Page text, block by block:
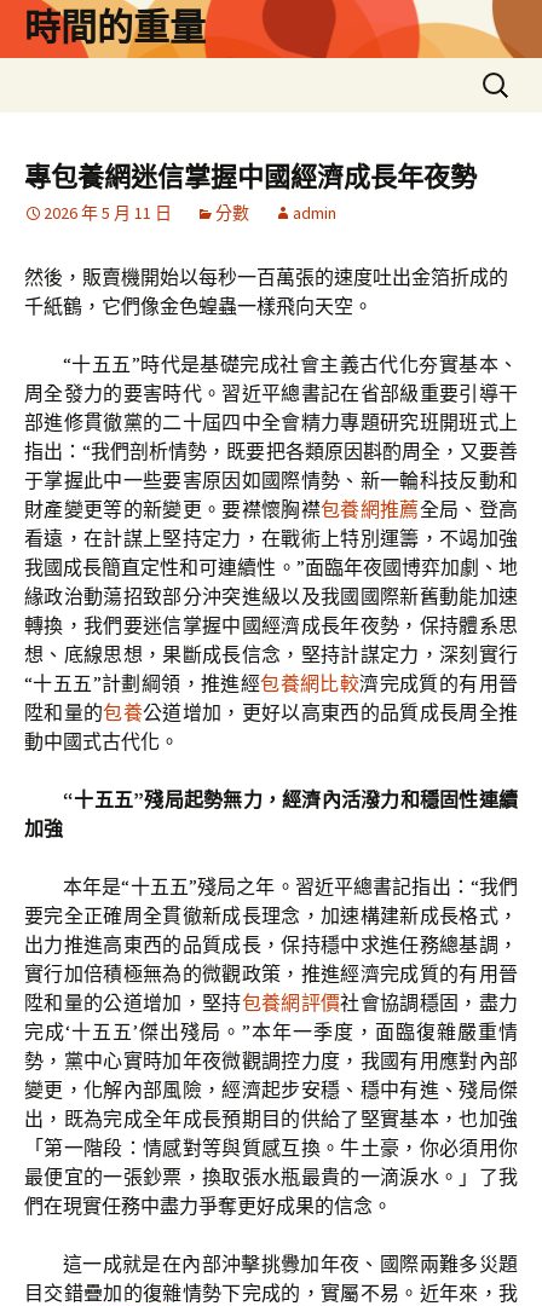
時間的重量
搜
尋
專包養網迷信掌握中國經濟成長年夜勢
2026 年 5 月 11 日 分數 admin
然後，販賣機開始以每秒一百萬張的速度吐出金箔折成的
千紙鶴，它們像金色蝗蟲一樣飛向天空。
“十五五”時代是基礎完成社會主義古代化夯實基本、
周全發力的要害時代。習近平總書記在省部級重要引導干
部進修貫徹黨的二十屆四中全會精力專題研究班開班式上
指出：“我們剖析情勢，既要把各類原因斟酌周全，又要善
于掌握此中一些要害原因如國際情勢、新一輪科技反動和
財產變更等的新變更。要襟懷胸襟包養網推薦全局、登高
看遠，在計謀上堅持定力，在戰術上特別運籌，不竭加強
我國成長簡直定性和可連續性。”面臨年夜國博弈加劇、地
緣政治動蕩招致部分沖突進級以及我國國際新舊動能加速
轉換，我們要迷信掌握中國經濟成長年夜勢，保持體系思
想、底線思想，果斷成長信念，堅持計謀定力，深刻實行
“十五五”計劃綱領，推進經包養網比較濟完成質的有用晉
陞和量的包養公道增加，更好以高東西的品質成長周全推
動中國式古代化。
“十五五”殘局起勢無力，經濟內活潑力和穩固性連續
加強
本年是“十五五”殘局之年。習近平總書記指出：“我們
要完全正確周全貫徹新成長理念，加速構建新成長格式，
出力推進高東西的品質成長，保持穩中求進任務總基調，
實行加倍積極無為的微觀政策，推進經濟完成質的有用晉
陞和量的公道增加，堅持包養網評價社會協調穩固，盡力
完成‘十五五’傑出殘局。”本年一季度，面臨復雜嚴重情
勢，黨中心實時加年夜微觀調控力度，我國有用應對內部
變更，化解內部風險，經濟起步安穩、穩中有進、殘局傑
出，既為完成全年成長預期目的供給了堅實基本，也加強
「第一階段：情感對等與質感互換。牛土豪，你必須用你
最便宜的一張鈔票，換取張水瓶最貴的一滴淚水。」了我
們在現實任務中盡力爭奪更好成果的信念。
這一成就是在內部沖擊挑釁加年夜、國際兩難多災題
目交錯疊加的復雜情勢下完成的，實屬不易。近年來，我